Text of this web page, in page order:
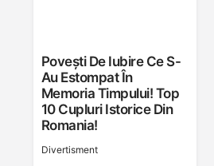
Povești De Iubire Ce S-
Au Estompat În
Memoria Timpului! Top
10 Cupluri Istorice Din
Romania!
Divertisment